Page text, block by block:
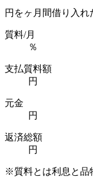
円をヶ月間借り入れ
質料/月
％
支払質料額
円
元金
円
返済総額
円
※質料とは利息と品